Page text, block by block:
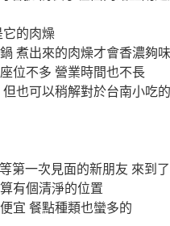
的肉燥
煮出來的肉燥才會香濃夠味
位不多 營業時間也不長
也可以稍解對於台南小吃
第一次見面的新朋友 來到
有個清淨的位置
宜 餐點種類也蠻多的